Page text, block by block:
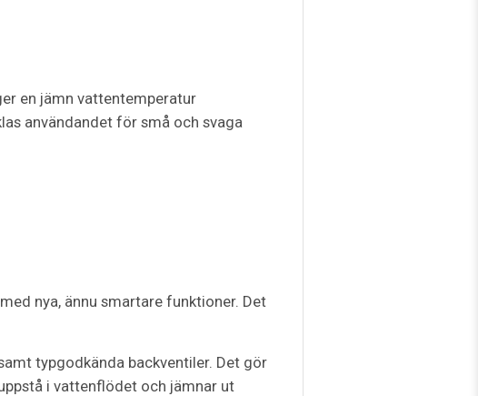
en jämn vattentemperatur
användandet för små och svaga
nya, ännu smartare funktioner. Det
typgodkända backventiler. Det gör
i vattenflödet och jämnar ut